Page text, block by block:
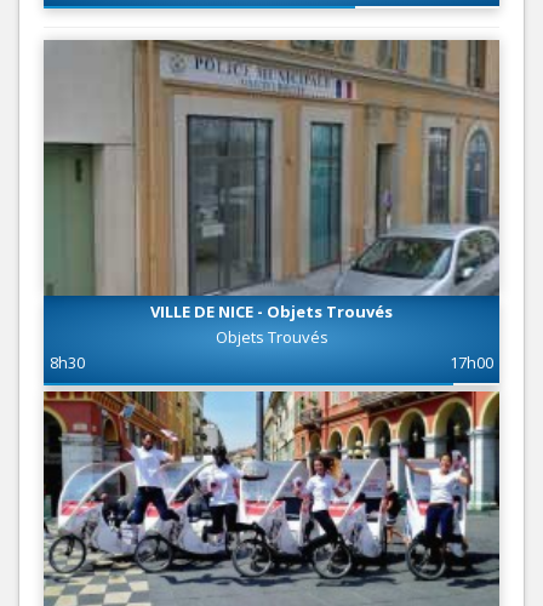
VILLE DE NICE - Objets Trouvés
Objets Trouvés
8h30
17h00